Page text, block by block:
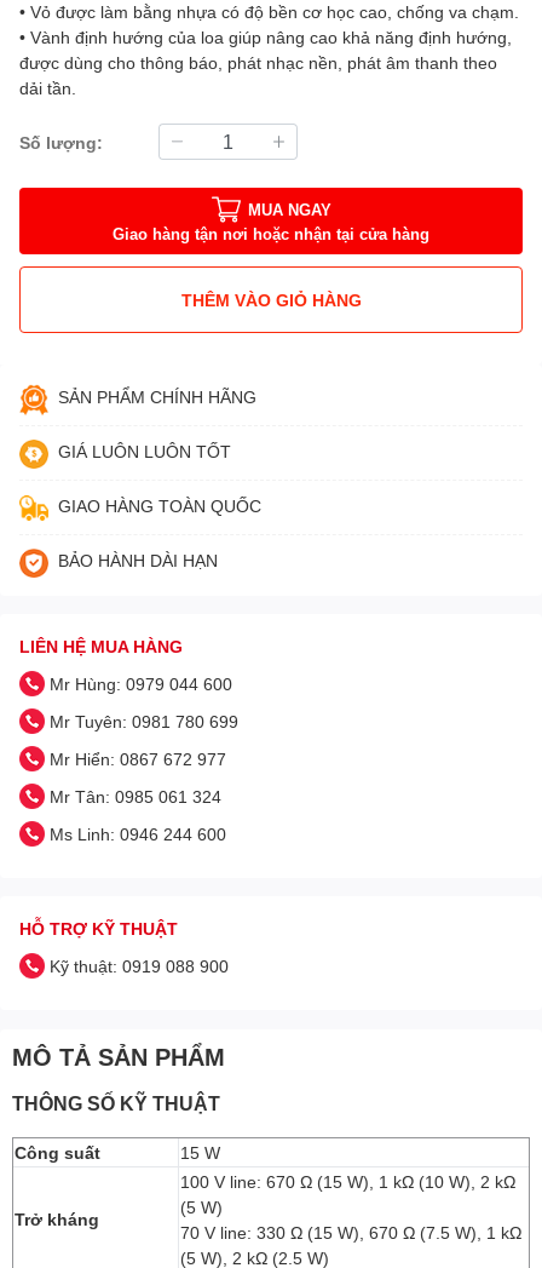
• Vỏ được làm bằng nhựa có độ bền cơ học cao, chống va chạm.
• Vành định hướng của loa giúp nâng cao khả năng định hướng,
được dùng cho thông báo, phát nhạc nền, phát âm thanh theo
dải tần.
Số lượng:
MUA NGAY
Giao hàng tận nơi hoặc nhận tại cửa hàng
THÊM VÀO GIỎ HÀNG
SẢN PHẨM CHÍNH HÃNG
GIÁ LUÔN LUÔN TỐT
GIAO HÀNG TOÀN QUỐC
BẢO HÀNH DÀI HẠN
LIÊN HỆ MUA HÀNG
Mr Hùng: 0979 044 600
Mr Tuyên: 0981 780 699
Mr Hiển: 0867 672 977
Mr Tân: 0985 061 324
Ms Linh: 0946 244 600
HỖ TRỢ KỸ THUẬT
Kỹ thuật: 0919 088 900
MÔ TẢ SẢN PHẨM
THÔNG SỐ KỸ THUẬT
Công suất 15 W
Trở kháng
100 V line: 670 Ω (15 W), 1 kΩ (10 W), 2 kΩ
(5 W)
70 V line: 330 Ω (15 W), 670 Ω (7.5 W), 1 kΩ
(5 W), 2 kΩ (2.5 W)